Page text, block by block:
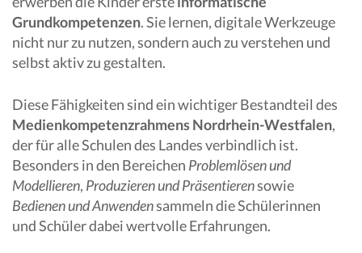
Grundkompetenzen. Sie lernen, digitale Werkzeuge
nicht nur zu nutzen, sondern auch zu verstehen und
selbst aktiv zu gestalten.
Diese Fähigkeiten sind ein wichtiger Bestandteil des
Medienkompetenzrahmens Nordrhein-Westfalen,
der für alle Schulen des Landes verbindlich ist.
Besonders in den Bereichen Problemlösen und
Modellieren, Produzieren und Präsentierensowie
Bedienen und Anwendensammeln die Schülerinnen
und Schüler dabei wertvolle Erfahrungen.